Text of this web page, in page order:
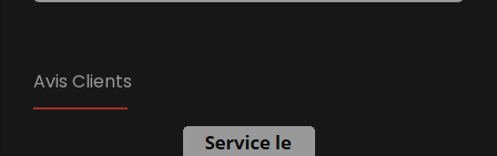
Avis Clients